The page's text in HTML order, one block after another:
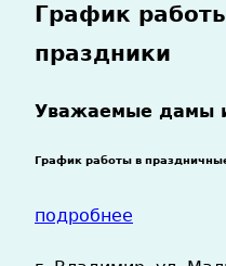
График
праздники
Уважаемые дамы
График работы в
подробнее